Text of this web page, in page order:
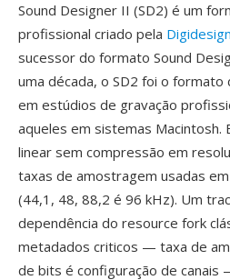
Sound Designer II (SD2) é um
profissional criado pela Digidesign
sucessor do formato Sound
uma década, o SD2 foi o
em estúdios de gravação
aqueles em sistemas Macintosh.
linear sem compressão em
taxas de amostragem usadas
(44,1, 48, 88,2 é 96 kHz). Um
dependência do resource fork
metadados criticos — taxa de
de bits é configuração de